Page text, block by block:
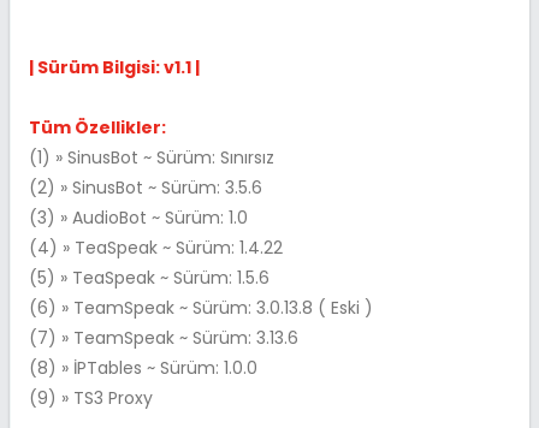
| Sürüm Bilgisi: v1.1 |
Tüm Özellikler:
(1) » SinusBot ~ Sürüm: Sınırsız
(2) » SinusBot ~ Sürüm: 3.5.6
(3) » AudioBot ~ Sürüm: 1.0
(4) » TeaSpeak ~ Sürüm: 1.4.22
(5) » TeaSpeak ~ Sürüm: 1.5.6
(6) » TeamSpeak ~ Sürüm: 3.0.13.8 ( Eski )
(7) » TeamSpeak ~ Sürüm: 3.13.6
(8) » İPTables ~ Sürüm: 1.0.0
(9) » TS3 Proxy